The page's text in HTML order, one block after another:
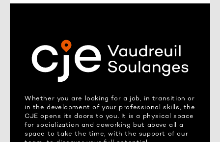
Whether you are looking for a job, in transition or
in the development of your professional skills, the
CJE opens its doors to you. It is a physical space
for socialization and coworking but above all a
space to take the time, with the support of our